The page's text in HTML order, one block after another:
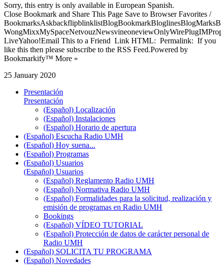
Sorry, this entry is only available in European Spanish.
Close Bookmark and Share This Page Save to Browser Favorites /
LiveYahoo!Email This to a Friend Link HTML: Permalink: If you
like this then please subscribe to the RSS Feed.Powered by
Bookmarkify™ More »
25 January 2020
Presentación
Presentación
(Español) Localización
(Español) Instalaciones
(Español) Horario de apertura
(Español) Escucha Radio UMH
(Español) Hoy suena...
(Español) Programas
(Español) Usuarios
(Español) Usuarios
(Español) Reglamento Radio UMH
(Español) Normativa Radio UMH
(Español) Formalidades para la solicitud, realización y
emisión de programas en Radio UMH
Bookings
(Español) VÍDEO TUTORIAL
(Español) Protección de datos de carácter personal de
Radio UMH
(Español) SOLICITA TU PROGRAMA
(Español) Novedades